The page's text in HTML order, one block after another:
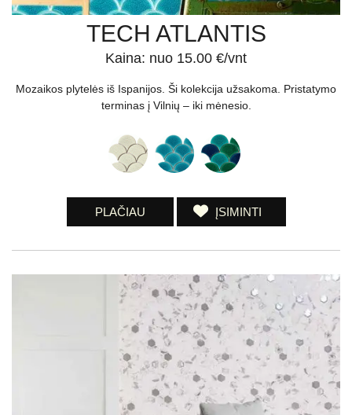
TECH ATLANTIS
Kaina: nuo 15.00 €/vnt
Mozaikos plytelės iš Ispanijos. Ši kolekcija užsakoma. Pristatymo
terminas į Vilnių – iki mėnesio.
PLAČIAU ĮSIMINTI